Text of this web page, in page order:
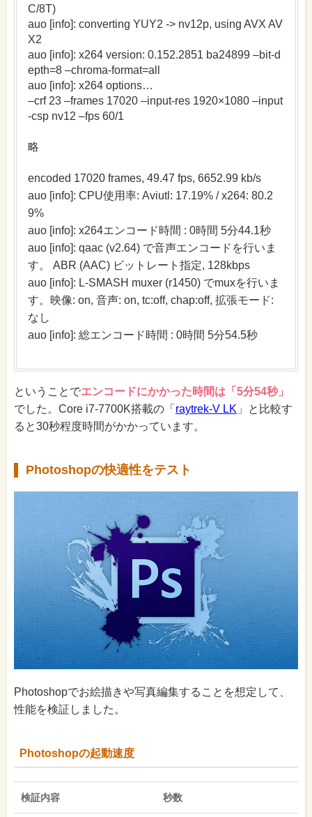
C/8T)
auo [info]: converting YUY2 -> nv12p, using AVX AV
X2
auo [info]: x264 version: 0.152.2851 ba24899 –bit-d
epth=8 –chroma-format=all
auo [info]: x264 options…
–crf 23 –frames 17020 –input-res 1920×1080 –input
-csp nv12 –fps 60/1
略
encoded 17020 frames, 49.47 fps, 6652.99 kb/s
auo [info]: CPU使用率: Aviutl: 17.19% / x264: 80.2
9%
auo [info]: x264エンコード時間 : 0時間 5分44.1秒
auo [info]: qaac (v2.64) で音声エンコードを行いま
す。 ABR (AAC) ビットレート指定, 128kbps
auo [info]: L-SMASH muxer (r1450) でmuxを行いま
す。映像: on, 音声: on, tc:off, chap:off, 拡張モード:
なし
auo [info]: 総エンコード時間 : 0時間 5分54.5秒
ということでエンコードにかかった時間は「5分54秒」
でした。Core i7-7700K搭載の「 raytrek-V LK 」と比較す
ると30秒程度時間がかかっています。
Photoshopの快適性をテスト
Photoshopでお絵描きや写真編集することを想定して、
性能を検証しました。
Photoshopの起動速度
検証内容 秒数